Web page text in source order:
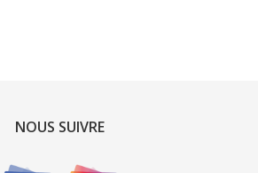
NOUS SUIVRE